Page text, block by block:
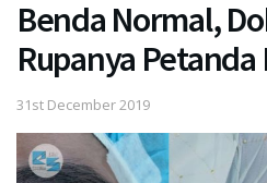
Benda Normal,
Rupanya Petanda
31st December 2019